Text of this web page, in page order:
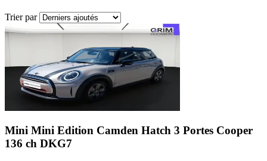
Trier par
Mini Mini Edition Camden Hatch 3 Portes Cooper
136 ch DKG7